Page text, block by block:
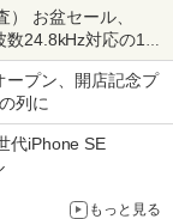
お盆セール、
24.8kHz対応の17
ほか
ープン、開店記念プ
列に
代iPhone SE
もっと見る